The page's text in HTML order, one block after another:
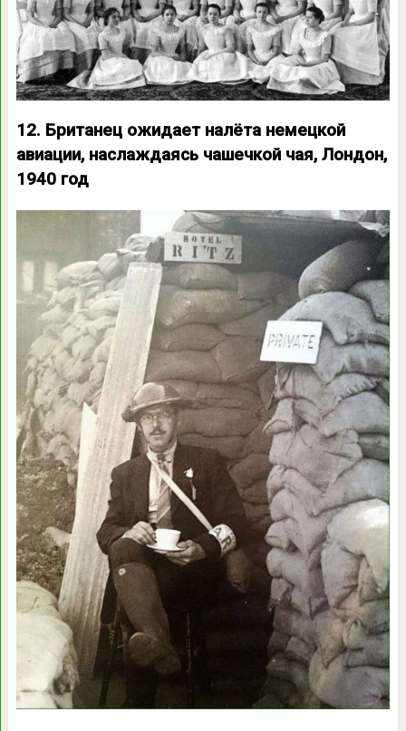
12. Британец ожидает налёта немецкой
авиации, наслаждаясь чашечкой чая, Лондон,
1940 год